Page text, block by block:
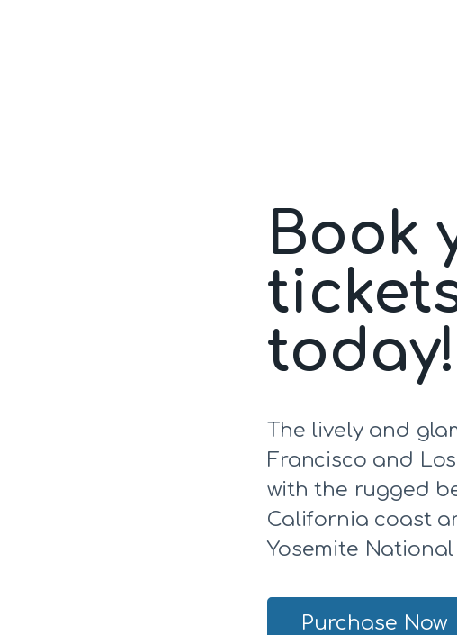
Book
today!
The lively and
Francisco and
with the rugged
California coast
Yosemite National
Purchase Now